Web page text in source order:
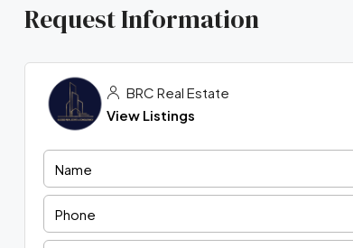
Request Information
BRC Real Estate
View Listings